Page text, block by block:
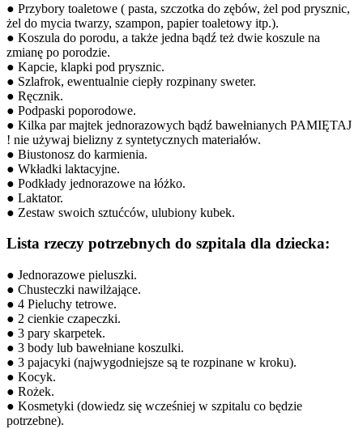
● Przybory toaletowe ( pasta, szczotka do zębów, żel pod prysznic,
żel do mycia twarzy, szampon, papier toaletowy itp.).
● Koszula do porodu, a także jedna bądź też dwie koszule na
zmianę po porodzie.
● Kapcie, klapki pod prysznic.
● Szlafrok, ewentualnie ciepły rozpinany sweter.
● Ręcznik.
● Podpaski poporodowe.
● Kilka par majtek jednorazowych bądź bawełnianych PAMIĘTAJ
! nie używaj bielizny z syntetycznych materiałów.
● Biustonosz do karmienia.
● Wkładki laktacyjne.
● Podkłady jednorazowe na łóżko.
● Laktator.
● Zestaw swoich sztućców, ulubiony kubek.
Lista rzeczy potrzebnych do szpitala dla dziecka:
● Jednorazowe pieluszki.
● Chusteczki nawilżające.
● 4 Pieluchy tetrowe.
● 2 cienkie czapeczki.
● 3 pary skarpetek.
● 3 body lub bawełniane koszulki.
● 3 pajacyki (najwygodniejsze są te rozpinane w kroku).
● Kocyk.
● Rożek.
● Kosmetyki (dowiedz się wcześniej w szpitalu co będzie
potrzebne).